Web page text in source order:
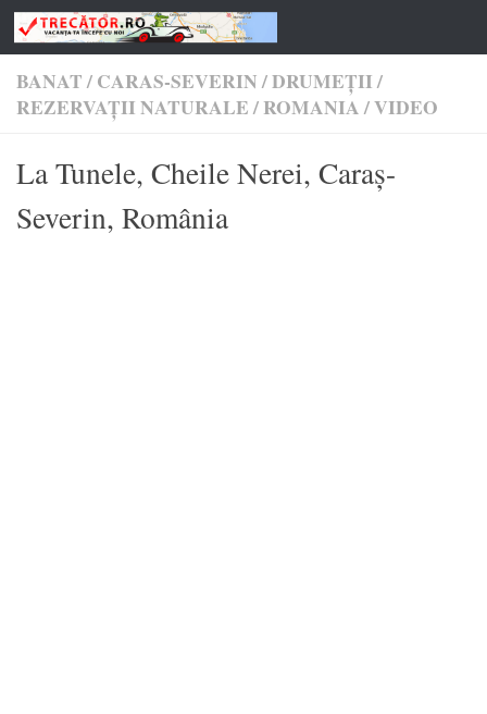
Skip to content
BANAT/CARAS-SEVERIN/DRUMEŢII/
REZERVAȚII NATURALE/ROMANIA/VIDEO
La Tunele, Cheile Nerei, Caraș-
Severin, România